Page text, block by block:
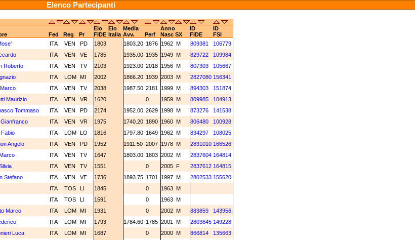
Elenco Partecipanti
Elo Elo Media Anno ID
ID
Fed Reg Pr FIDE Italia Avv. Perf Nasc SX FIDE
FSI
ITA VEN PD 1803 1803.20 1876 1962 M 809381
106779
ITA VEN VE 1785 1935.00 1935 1949 M 829722
109984
Roberto ITA VEN TV 2103 1923.00 2018 1956 M 807303
105667
ITA LOM MI 2002 1866.20 1939 2003 M 2827080 156341
ITA VEN TV 2038 1987.50 2181 1999 M 894303
151874
Maurizio ITA VEN VR 1620 0 1959 M 809985
104913
Tommaso ITA VEN PD 2174 1952.00 2629 1998 M 873276
141538
ITA VEN VR 1975 1740.20 1890 1960 M 806480
100928
Fabio ITA LOM LO 1816 1797.80 1649 1962 M 834297
108025
Angelo ITA VEN PD 1952 1911.50 2007 1978 M 2831010 166526
ITA VEN TV 1647 1803.00 1803 2002 M 2837604 164814
ITA VEN TV 1551 0 2005 F 2837612 164815
Stefano ITA VEN VE 1736 1893.75 1701 1997 M 2802533 155620
ITA TOS LI 1845 0 1963 M
ITA TOS LI 1591 0 1963 M
Marco ITA LOM MI 1931 0 2002 M 883859
143956
ITA LOM MI 1793 1784.60 1785 2001 M 2803645 149228
Luca ITA LOM MI 1687 0 2000 M 866814
135663